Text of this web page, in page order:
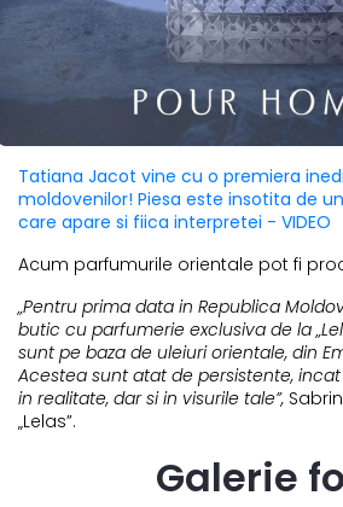
Tatiana Jacot vine cu o premiera
moldovenilor! Piesa este insotita de
care apare si fiica interpretei - VIDEO
Acum parfumurile orientale pot fi
„Pentru prima data in Republica
butic cu parfumerie exclusiva de la
sunt pe baza de uleiuri orientale, din
Acestea sunt atat de persistente,
in realitate, dar si in visurile tale”,
„Lelas”.
Galerie